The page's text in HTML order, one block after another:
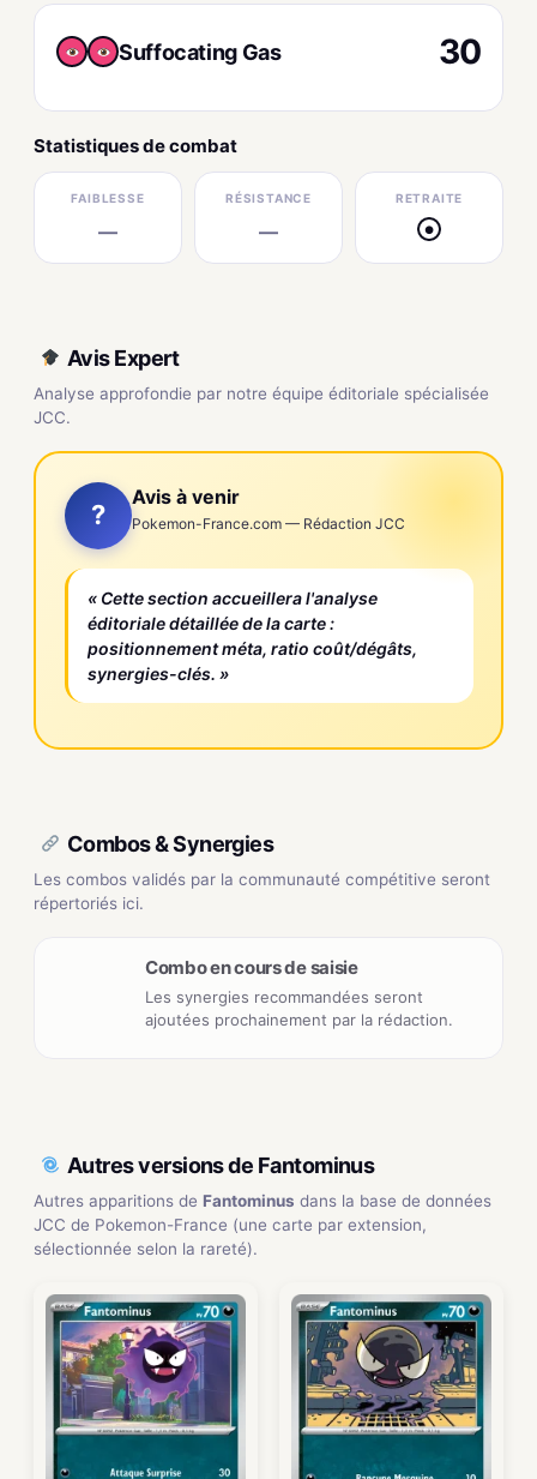
Suffocating Gas 30
Statistiques de combat
FAIBLESSE
—
RÉSISTANCE
—
RETRAITE
●
Avis Expert
Analyse approfondie par notre équipe éditoriale spécialisée
JCC.
?
Avis à venir
Pokemon-France.com — Rédaction JCC
« Cette section accueillera l'analyse
éditoriale détaillée de la carte :
positionnement méta, ratio coût/dégâts,
synergies-clés. »
Combos & Synergies
Les combos validés par la communauté compétitive seront
répertoriés ici.
Combo en cours de saisie
Les synergies recommandées seront
ajoutées prochainement par la rédaction.
Autres versions de Fantominus
Autres apparitions de Fantominus dans la base de données
JCC de Pokemon-France (une carte par extension,
sélectionnée selon la rareté).